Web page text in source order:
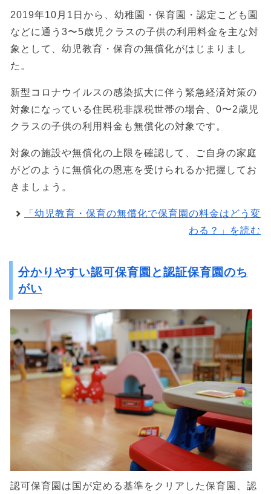
2019年10月1日から、幼稚園・保育園・認定こども園
などに通う3〜5歳児クラスの子供の利用料金を主な対
象として、幼児教育・保育の無償化がはじまりまし
た。
新型コロナウイルスの感染拡大に伴う緊急経済対策の
対象になっている住民税非課税世帯の場合、0〜2歳児
クラスの子供の利用料金も無償化の対象です。
対象の施設や無償化の上限を確認して、ご自身の家庭
がどのように無償化の恩恵を受けられるか把握してお
きましょう。
「幼児教育・保育の無償化で保育園の料金はどう変
わる？」を読む
分かりやすい認可保育園と認証保育園のち
がい
認可保育園は国が定める基準をクリアした保育園、認